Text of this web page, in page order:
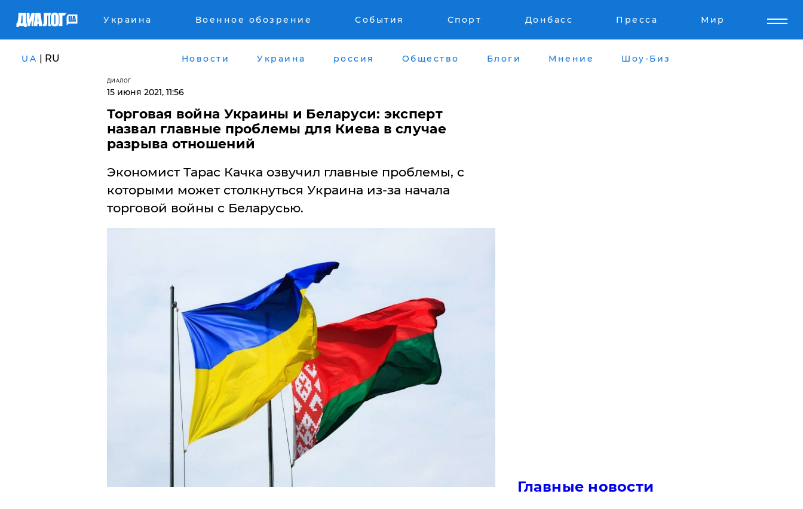
Украина Военное обозрение События Спорт Донбасс Пресса Мир
UA | RU Новости Украина россия Общество Блоги Мнение Шоу-Биз
ДИАЛОГ
15 июня 2021, 11:56
Торговая война Украины и Беларуси: эксперт
назвал главные проблемы для Киева в случае
разрыва отношений
Экономист Тарас Качка озвучил главные проблемы, с
которыми может столкнуться Украина из-за начала
торговой войны с Беларусью.
Главные новости